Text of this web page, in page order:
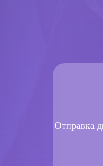
Отправка